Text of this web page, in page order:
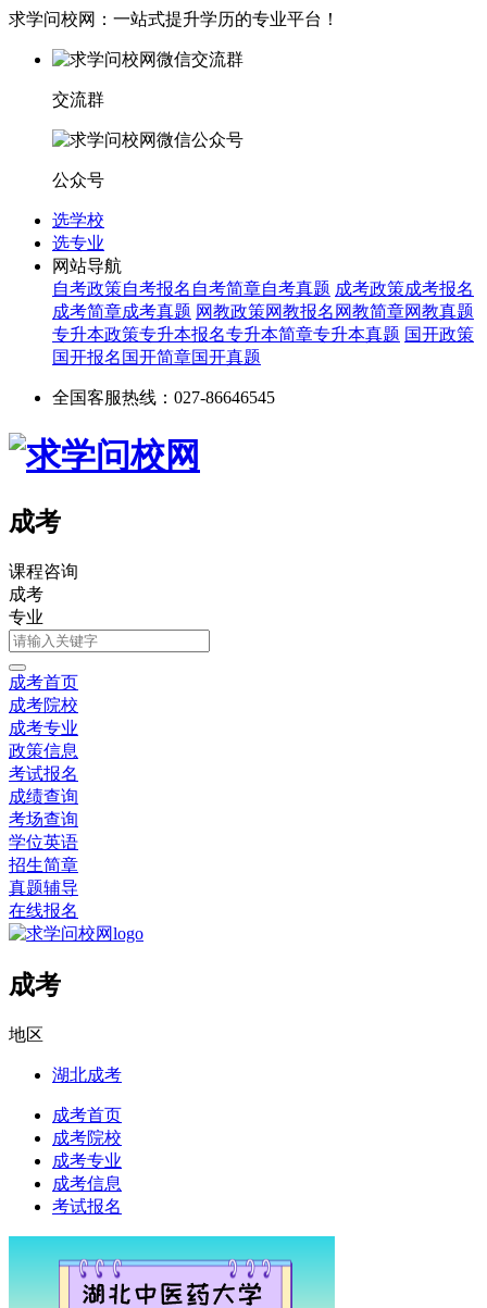
求学问校网：一站式提升学历的专业平台！
交流群
公众号
选学校
选专业
网站导航
自考政策自考报名 自考简章自考真题 成考政策成考报名
成考简章成考真题 网教政策网教报名 网教简章网教真题
专升本政策专升本报名专升本简章专升本真题 国开政策
国开报名 国开简章国开真题
全国客服热线：027-86646545
成考
课程咨询
成考
专业
成考首页
成考院校
成考专业
政策信息
考试报名
成绩查询
考场查询
学位英语
招生简章
真题辅导
在线报名
成考
地区
湖北成考
成考首页
成考院校
成考专业
成考信息
考试报名